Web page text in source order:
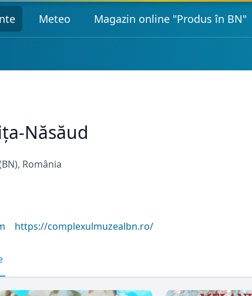
Meteo Magazin online "Produs în BN"
Năsăud
România
https://complexulmuzealbn.ro/